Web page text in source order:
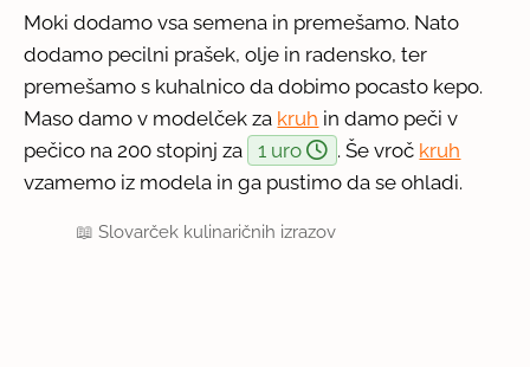
Moki dodamo vsa semena in premešamo. Nato
dodamo pecilni prašek, olje in radensko, ter
premešamo s kuhalnico da dobimo pocasto kepo.
Maso damo v modelček za kruh in damo peči v
pečico na 200 stopinj za
1 uro . Še vroč kruh
vzamemo iz modela in ga pustimo da se ohladi.
📖Slovarček kulinaričnih izrazov